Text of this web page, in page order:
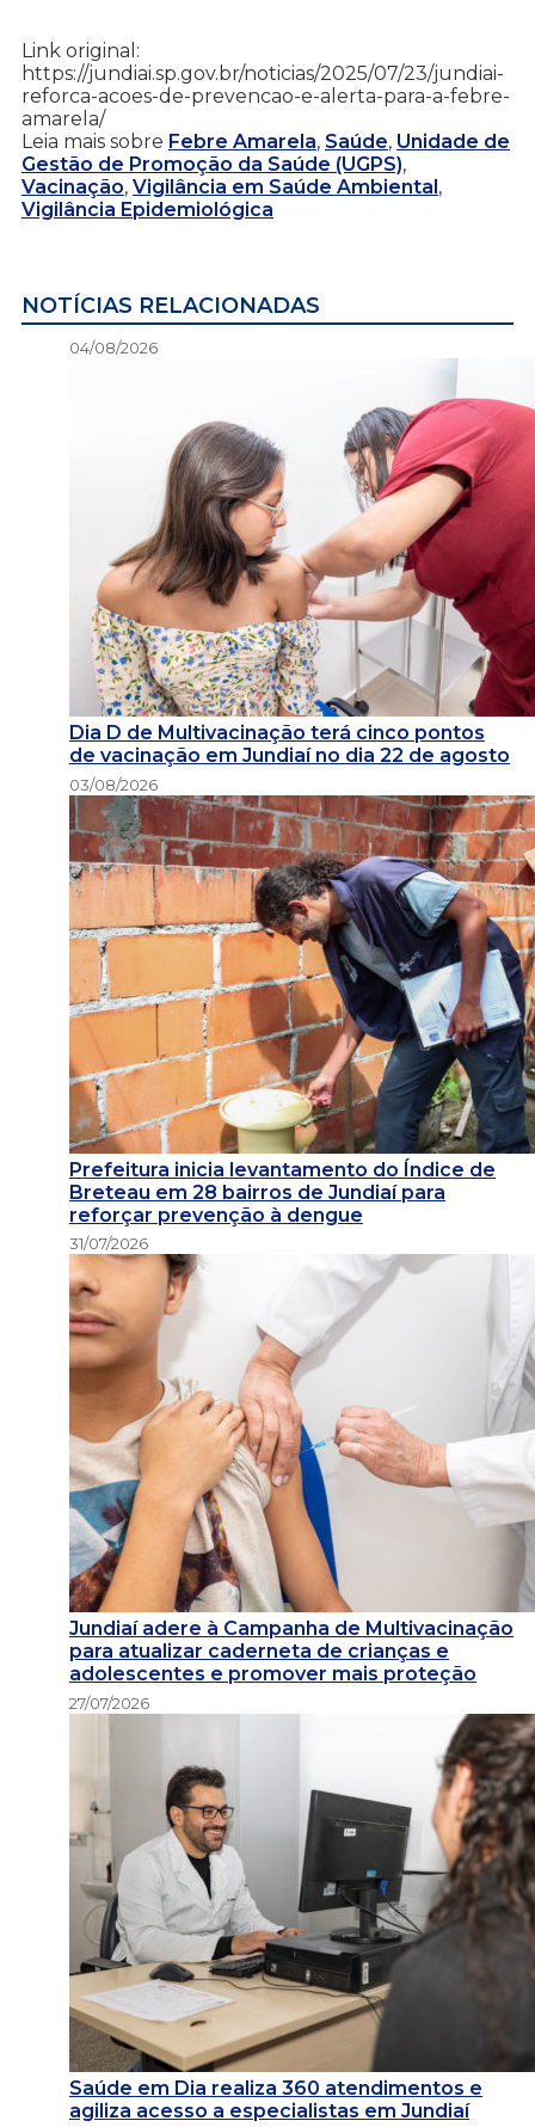
Link original:
https://jundiai.sp.gov.br/noticias/2025/07/23/jundiai-
reforca-acoes-de-prevencao-e-alerta-para-a-febre-
amarela/
Leia mais sobre Febre Amarela, Saúde, Unidade de
Gestão de Promoção da Saúde (UGPS),
Vacinação, Vigilância em Saúde Ambiental,
Vigilância Epidemiológica
NOTÍCIAS RELACIONADAS
04/08/2026
Dia D de Multivacinação terá cinco pontos
de vacinação em Jundiaí no dia 22 de agosto
03/08/2026
Prefeitura inicia levantamento do Índice de
Breteau em 28 bairros de Jundiaí para
reforçar prevenção à dengue
31/07/2026
Jundiaí adere à Campanha de Multivacinação
para atualizar caderneta de crianças e
adolescentes e promover mais proteção
27/07/2026
Saúde em Dia realiza 360 atendimentos e
agiliza acesso a especialistas em Jundiaí